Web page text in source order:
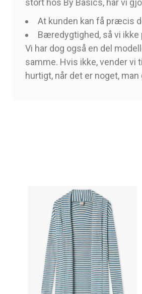
At kunden kan få præcis
Bæredygtighed, så vi ikke
Vi har dog også en del
samme. Hvis ikke, vender vi
hurtigt, når det er noget,